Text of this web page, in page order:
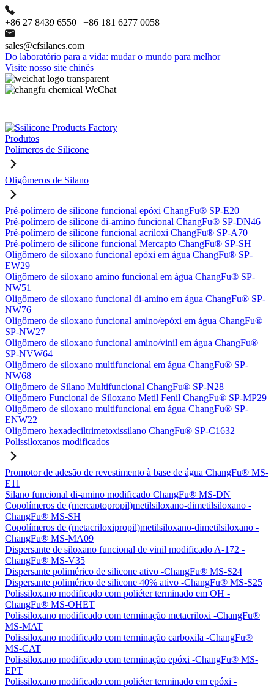
+86 27 8439 6550 | +86 181 6277 0058
sales@cfsilanes.com
Do laboratório para a vida: mudar o mundo para melhor
Visite nosso site chinês
Produtos
Polímeros de Silicone
Oligômeros de Silano
Pré-polímero de silicone funcional epóxi ChangFu® SP-E20
Pré-polímero de silicone di-amino funcional ChangFu® SP-DN46
Pré-polímero de silicone funcional acriloxi ChangFu® SP-A70
Pré-polímero de silicone funcional Mercapto ChangFu® SP-SH
Oligômero de siloxano funcional epóxi em água ChangFu® SP-
EW29
Oligômero de siloxano amino funcional em água ChangFu® SP-
NW51
Oligômero de siloxano funcional di-amino em água ChangFu® SP-
NW76
Oligômero de siloxano funcional amino/epóxi em água ChangFu®
SP-NW27
Oligômero de siloxano funcional amino/vinil em água ChangFu®
SP-NVW64
Oligômero de siloxano multifuncional em água ChangFu® SP-
NW68
Oligômero de Silano Multifuncional ChangFu® SP-N28
Oligômero Funcional de Siloxano Metil Fenil ChangFu® SP-MP29
Oligômero de siloxano multifuncional em água ChangFu® SP-
ENW22
Oligômero hexadeciltrimetoxissilano ChangFu® SP-C1632
Polissiloxanos modificados
Promotor de adesão de revestimento à base de água ChangFu® MS-
E11
Silano funcional di-amino modificado ChangFu® MS-DN
Copolímeros de (mercaptopropil)metilsiloxano-dimetilsiloxano -
ChangFu® MS-SH
Copolímeros de (metacriloxipropil)metilsiloxano-dimetilsiloxano -
ChangFu® MS-MA09
Dispersante de siloxano funcional de vinil modificado A-172 -
ChangFu® MS-V35
Dispersante polimérico de silicone ativo -ChangFu® MS-S24
Dispersante polimérico de silicone 40% ativo -ChangFu® MS-S25
Polissiloxano modificado com poliéter terminado em OH -
ChangFu® MS-OHET
Polissiloxano modificado com terminação metacriloxi -ChangFu®
MS-MAT
Polissiloxano modificado com terminação carboxila -ChangFu®
MS-CAT
Polissiloxano modificado com terminação epóxi -ChangFu® MS-
EPT
Polissiloxano modificado com poliéter terminado em epóxi -